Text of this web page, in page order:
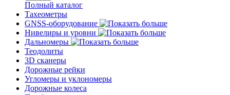
Полный каталог
Тахеометры
GNSS-оборудование
Нивелиры и уровни
Дальномеры
Теодолиты
3D сканеры
Дорожные рейки
Угломеры и уклономеры
Дорожные колеса